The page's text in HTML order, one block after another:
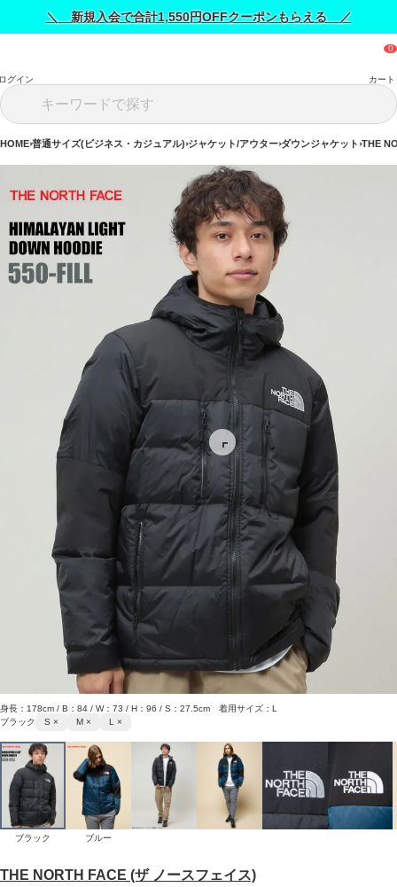
＼ 新規入会で合計1,550円OFFクーポンもらえる ／
グイン カート
HOME 普通サイズ(ビジネス・カジュアル) ジャケット/アウター ダウンジャケット THE
THE NORTH FACE (ザ ノースフェイス)
身長：178cm / B：84 / W：73 / H：96 / S：27.5cm 着用サイズ：L
ブラック
S × M × L ×
ブラック ブルー